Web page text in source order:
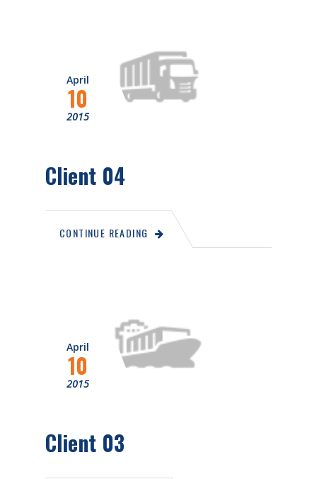
April
10
2015
Client 04
CONTINUE READING
April
10
2015
Client 03